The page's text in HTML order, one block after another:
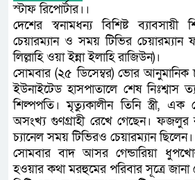
স্টাফ রিপোর্টার।।
দেশের স্বনামধন্য বিশিষ্ট ব্যাবসায়ী
চেয়ারম্যান ও সময় টিভির
লিল্লাহি ওয়া ইন্না ইলাহি রাজিউন)।
সোমবার (২৫ ডিসেম্বর) ভোর আনুমানিক
ইউনাইটেড হাসপাতালে শেষ নিঃশ্বাস
শিল্পপতি। মৃত্যুকালীন তিনি স্ত্রী,
অসংখ্য গুণগ্রাহী রেখে গেছেন। ফজলুর
চ্যানেল সময় টিভিরও চেয়ারম্যান ছিলেন।
সোমবার বাদ আসর গেন্ডারিয়া
হওয়ার কথা মরহুমের পরিবার সূত্রে জানা